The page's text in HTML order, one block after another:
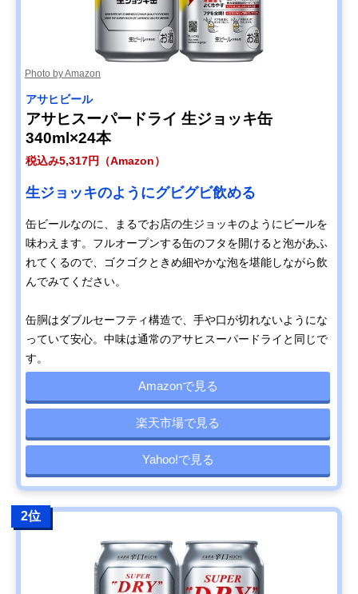
Photo by Amazon
アサヒビール
アサヒスーパードライ 生ジョッキ缶
340ml×24本
税込み5,317円（Amazon）
生ジョッキのようにグビグビ飲める
缶ビールなのに、まるでお店の生ジョッキのようにビールを
味わえます。フルオープンする缶のフタを開けると泡があふ
れてくるので、ゴクゴクときめ細やかな泡を堪能しながら飲
んでみてください。
缶胴はダブルセーフティ構造で、手や口が切れないようにな
っていて安心。中味は通常のアサヒスーパードライと同じで
す。
Amazonで見る
楽天市場で見る
Yahoo!で見る
2位